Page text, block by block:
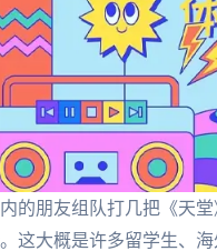
的朋友组队打几把《天
这大概是许多留学生、